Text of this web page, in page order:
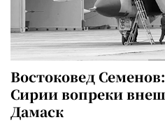
Востоковед
Сирии вопреки
Дамаск